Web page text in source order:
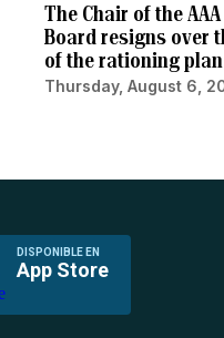
The Chair of the
Board resigns over
of the rationing plan
Thursday, August 6,
DISPONIBLE EN
App Store